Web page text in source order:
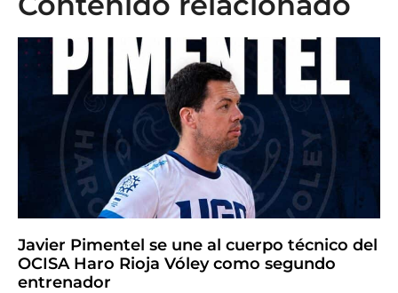
Javier Pimentel se une al cuerpo técnico del
OCISA Haro Rioja Vóley como segundo
entrenador